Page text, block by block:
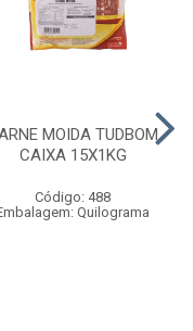
MOIDA TUDBOM
CAIXA 15X1KG
Código: 488
Quilograma